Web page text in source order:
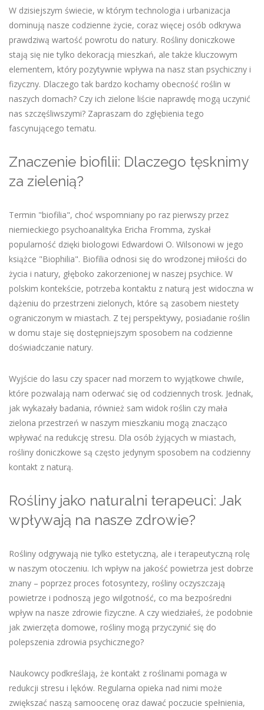
W dzisiejszym świecie, w którym technologia i urbanizacja
dominują nasze codzienne życie, coraz więcej osób odkrywa
prawdziwą wartość powrotu do natury. Rośliny doniczkowe
stają się nie tylko dekoracją mieszkań, ale także kluczowym
elementem, który pozytywnie wpływa na nasz stan psychiczny i
fizyczny. Dlaczego tak bardzo kochamy obecność roślin w
naszych domach? Czy ich zielone liście naprawdę mogą uczynić
nas szczęśliwszymi? Zapraszam do zgłębienia tego
fascynującego tematu.
Znaczenie biofilii: Dlaczego tęsknimy
za zielenią?
Termin "biofilia", choć wspomniany po raz pierwszy przez
niemieckiego psychoanalityka Ericha Fromma, zyskał
popularność dzięki biologowi Edwardowi O. Wilsonowi w jego
książce "Biophilia". Biofilia odnosi się do wrodzonej miłości do
życia i natury, głęboko zakorzenionej w naszej psychice. W
polskim kontekście, potrzeba kontaktu z naturą jest widoczna w
dążeniu do przestrzeni zielonych, które są zasobem niestety
ograniczonym w miastach. Z tej perspektywy, posiadanie roślin
w domu staje się dostępniejszym sposobem na codzienne
doświadczanie natury.
Wyjście do lasu czy spacer nad morzem to wyjątkowe chwile,
które pozwalają nam oderwać się od codziennych trosk. Jednak,
jak wykazały badania, również sam widok roślin czy mała
zielona przestrzeń w naszym mieszkaniu mogą znacząco
wpływać na redukcję stresu. Dla osób żyjących w miastach,
rośliny doniczkowe są często jedynym sposobem na codzienny
kontakt z naturą.
Rośliny jako naturalni terapeuci: Jak
wpływają na nasze zdrowie?
Rośliny odgrywają nie tylko estetyczną, ale i terapeutyczną rolę
w naszym otoczeniu. Ich wpływ na jakość powietrza jest dobrze
znany – poprzez proces fotosyntezy, rośliny oczyszczają
powietrze i podnoszą jego wilgotność, co ma bezpośredni
wpływ na nasze zdrowie fizyczne. A czy wiedziałeś, że podobnie
jak zwierzęta domowe, rośliny mogą przyczynić się do
polepszenia zdrowia psychicznego?
Naukowcy podkreślają, że kontakt z roślinami pomaga w
redukcji stresu i lęków. Regularna opieka nad nimi może
zwiększać naszą samoocenę oraz dawać poczucie spełnienia,